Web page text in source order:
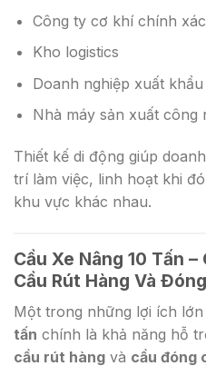
Công ty cơ khí chính xác
Kho logistics
Doanh nghiệp xuất
Nhà máy sản xuất công
Thiết kế di động giúp
trí làm việc, linh hoạt khi
khu vực khác nhau.
Cầu Xe Nâng 10 Tấn
Cầu Rút Hàng Và
Một trong những lợi ích lớn
tấn chính là khả năng hỗ
cầu rút hàng và cầu đóng